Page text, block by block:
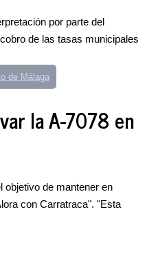
por parte del
de las tasas municipales
de Málaga
la A-7078 en
objetivo de mantener en
con Carratraca". "Esta